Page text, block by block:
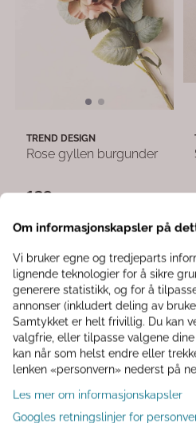
TREND DESIGN
Rose gyllen burgunder
139,-
Kjøp
-50%
Ny
Om informasjonskapsler på
Vi bruker egne og tredjeparts
lignende teknologier for å sikre
generere statistikk, og for å
annonser (inkludert deling av
Samtykket er helt frivillig. Du kan
valgfrie, eller tilpasse valgene
kan når som helst endre eller
lenken «personvern» nederst på
Les mer om informasjonskapsler
Googles retningslinjer for